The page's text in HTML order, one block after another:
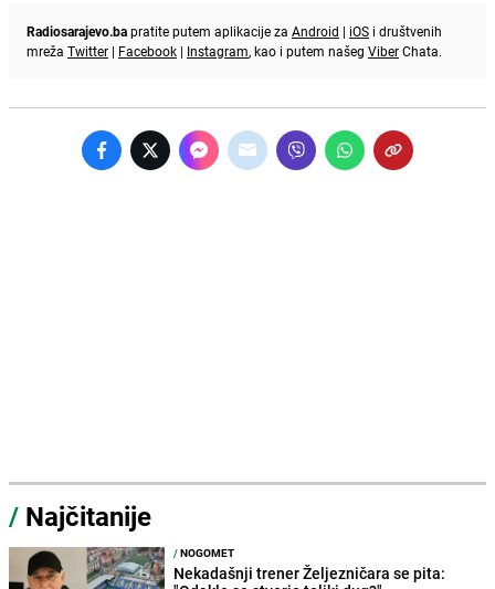
Radiosarajevo.bapratite putem aplikacije za Android | iOS i društvenih
mreža Twitter | Facebook | Instagram, kao i putem našeg ViberChata.
/ Najčitanije
/NOGOMET
Nekadašnji trener Željezničara se pita: